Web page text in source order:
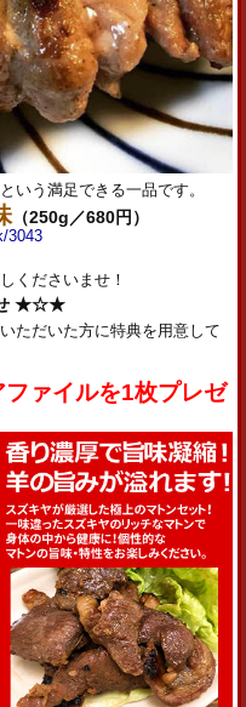
いう満足できる一品です。
（250g／680円）
3043
くださいませ！
せ ★☆★
ただいた方に特典を用意して
ファイルを1枚プレゼ